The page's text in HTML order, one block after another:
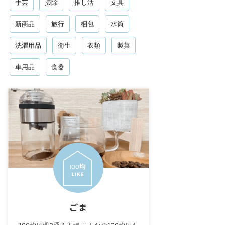
手芸 掃除 推し活 文具
新商品 旅行 梱包 水筒
洗濯用品 衛生 衣類 製菓
車用品 食器
ごま